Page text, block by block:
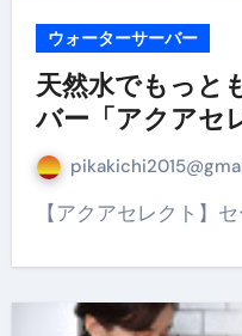
ウォーターサーバー
天然水でもっと
バー「アクアセ
【アクアセレクト